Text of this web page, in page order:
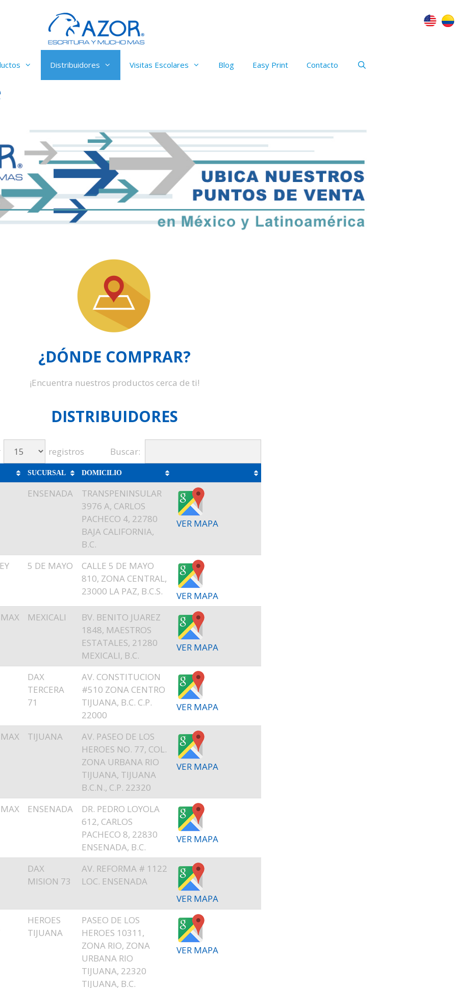
Distribuidores Visitas Escolares Blog Easy Print Contacto
¿DÓNDE COMPRAR?
¡Encuentra nuestros productos cerca de ti!
DISTRIBUIDORES
registros Buscar:
SUCURSAL DOMICILIO
ENSENADA
TRANSPENINSULAR
3976 A, CARLOS
PACHECO 4, 22780
BAJA CALIFORNIA,
B.C.
VER MAPA
5 DE MAYO
CALLE 5 DE MAYO
810, ZONA CENTRAL,
23000 LA PAZ, B.C.S.
VER MAPA
MEXICALI
BV. BENITO JUAREZ
1848, MAESTROS
ESTATALES, 21280
MEXICALI, B.C.
VER MAPA
DAX
TERCERA
71
AV. CONSTITUCION
#510 ZONA CENTRO
TIJUANA, B.C. C.P.
22000
VER MAPA
TIJUANA
AV. PASEO DE LOS
HEROES NO. 77, COL.
ZONA URBANA RIO
TIJUANA, TIJUANA
B.C.N., C.P. 22320
VER MAPA
ENSENADA
DR. PEDRO LOYOLA
612, CARLOS
PACHECO 8, 22830
ENSENADA, B.C.
VER MAPA
DAX
MISION 73
AV. REFORMA # 1122
LOC. ENSENADA
VER MAPA
HEROES
TIJUANA
PASEO DE LOS
HEROES 10311,
ZONA RIO, ZONA
URBANA RIO
TIJUANA, 22320
TIJUANA, B.C.
VER MAPA